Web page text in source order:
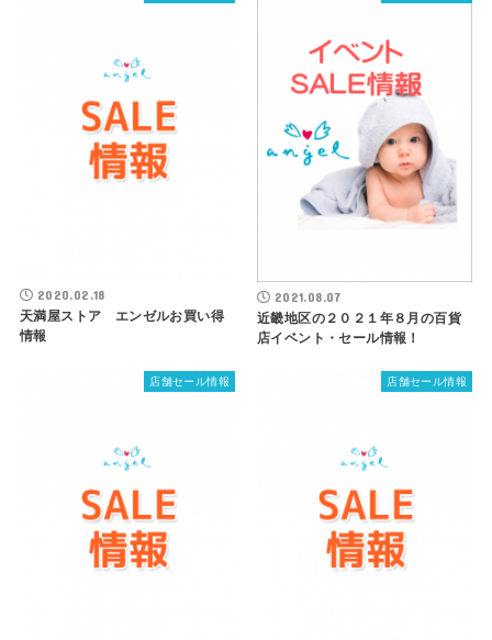
2020.02.18
天満屋ストア エンゼルお買い得
情報
2021.08.07
近畿地区の２０２１年８月の百貨
店イベント・セール情報！
店舗セール情報 店舗セール情報